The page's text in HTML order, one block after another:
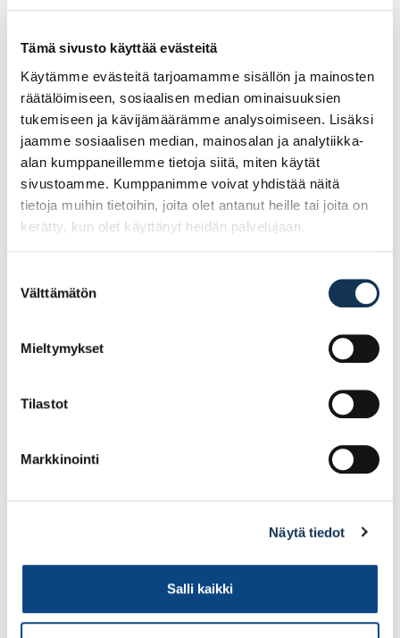
Tämä sivusto käyttää evästeitä
Käytämme evästeitä tarjoamamme sisällön ja mainosten
räätälöimiseen, sosiaalisen median ominaisuuksien
tukemiseen ja kävijämäärämme analysoimiseen. Lisäksi
jaamme sosiaalisen median, mainosalan ja analytiikka-
alan kumppaneillemme tietoja siitä, miten käytät
sivustoamme. Kumppanimme voivat yhdistää näitä
tietoja muihin tietoihin, joita olet antanut heille tai joita on
kerätty, kun olet käyttänyt heidän palvelujaan.
valinta
Välttämätön
Mieltymykset
Tilastot
Markkinointi
Näytä tiedot
Salli kaikki
Tutustu myös
Ale!
Turvajalkine Sievi
Racer free TR roller
Lisää tilauskoriin
Turvajalkine Sievi Al hit
weld XL+ S3 koko 41,
Lisää tilauskoriin
Ale!